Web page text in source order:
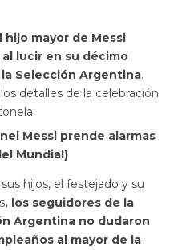
hijo mayor de Messi
lucir en su décimo
Selección Argentina.
detalles de la celebración
Messi prende alarmas
Mundial)
hijos, el festejado y su
, los seguidores de la
Argentina no dudaron
al mayor de la